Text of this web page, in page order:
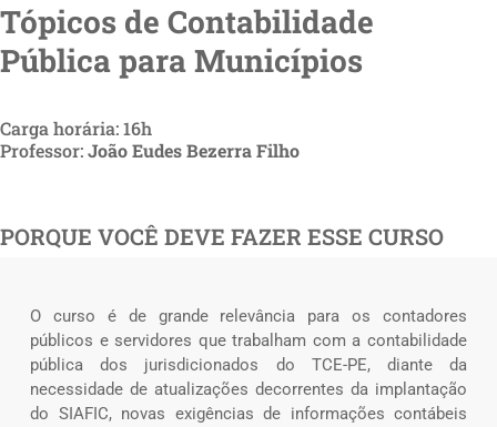
Tópicos de Contabilidade
Pública para Municípios
Carga horária: 16h
Professor:João Eudes Bezerra Filho
PORQUE VOCÊ DEVE FAZER ESSE CURSO
O curso é de grande relevância para os contadores
públicos e servidores que trabalham com a contabilidade
pública dos jurisdicionados do TCE-PE, diante da
necessidade de atualizações decorrentes da implantação
do SIAFIC, novas exigências de informações contábeis